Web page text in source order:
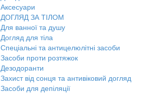
Аксесуари
ДОГЛЯД ЗА ТІЛОМ
Для ванної та душу
Догляд для тіла
Спеціальні та антицелюлітні засоби
Засоби проти розтяжок
Дезодоранти
Захист від сонця та антивіковий догляд
Засоби для депіляції